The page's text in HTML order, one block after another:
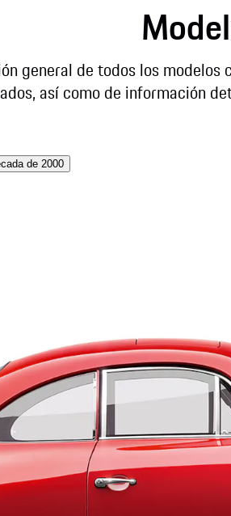
general de todos los
así como de información
de 2000